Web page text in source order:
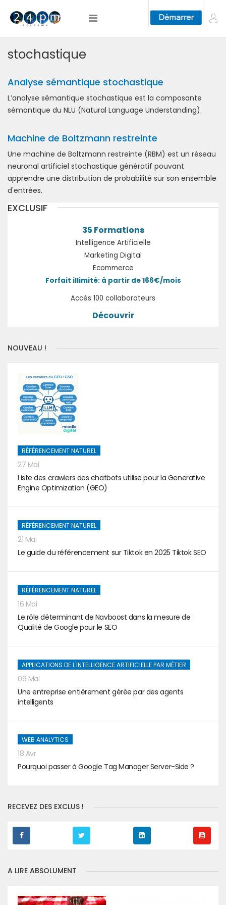
stochastique
Analyse sémantique stochastique
L’analyse sémantique stochastique est la composante
sémantique du NLU (Natural Language Understanding).
Machine de Boltzmann restreinte
Une machine de Boltzmann restreinte (RBM) est un réseau
neuronal artificiel stochastique génératif pouvant
apprendre une distribution de probabilité sur son ensemble
d'entrées.
EXCLUSIF
35 Formations
Intelligence Artificielle
Marketing Digital
Ecommerce
Forfait illimité: à partir de 166€/mois
Accès 100 collaborateurs
Découvrir
NOUVEAU !
RÉFÉRENCEMENT NATUREL
27 Mai
Liste des crawlers des chatbots utilise pour la Generative
Engine Optimization (GEO)
RÉFÉRENCEMENT NATUREL
21 Mai
Le guide du référencement sur Tiktok en 2025 Tiktok SEO
RÉFÉRENCEMENT NATUREL
16 Mai
Le rôle déterminant de Navboost dans la mesure de
Qualité de Google pour le SEO
APPLICATIONS DE L'INTELLIGENCE ARTIFICIELLE PAR MÉTIER
09 Mai
Une entreprise entièrement gérée par des agents
intelligents
WEB ANALYTICS
18 Avr
Pourquoi passer à Google Tag Manager Server-Side ?
RECEVEZ DES EXCLUS !
A LIRE ABSOLUMENT